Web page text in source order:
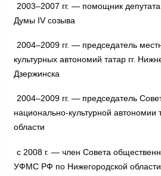
2003–2007 гг. — помощник
Думы IV созыва
2004–2009 гг. — председатель
культурных автономий татар гг.
Дзержинска
2004–2009 гг. — председатель
национально-культурной автономии
области
с 2008 г. — член Совета
УФМС РФ по Нижегородской области